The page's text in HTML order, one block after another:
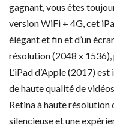
gagnant, vous êtes
version WiFi + 4G, cet
élégant et fin et d’un
résolution (2048 x 1536),
L’iPad d’Apple (2017)
de haute qualité de
Retina à haute
silencieuse et une